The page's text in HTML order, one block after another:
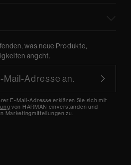
was neue Produkte,
angeht.
E-Mail-Adresse erklären Sie sich mit
von HARMAN einverstanden und
Marketingmitteilungen zu.